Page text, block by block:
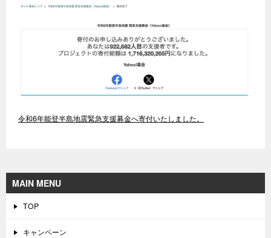
令和6年能登半島地震緊急支援募金へ寄付いたしました。
MAIN MENU
TOP
キャンペーン